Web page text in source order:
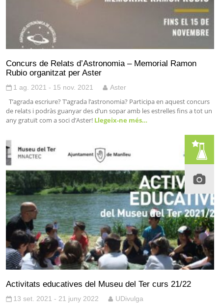
Concurs de Relats d’Astronomia – Memorial Ramon
Rubio organitzat per Aster
1 ag. 2021 - 15 nov. 2021 Aster
T’agrada escriure? T’agrada l’astronomia? Participa en aquest concurs
de relats i podràs guanyar des d’un sopar amb les estrelles fins a tot un
any gratuït com a soci d’Aster! Llegeix-ne més…
Activitats educatives del Museu del Ter curs 21/22
13 set. 2021 - 21 juny 2022 UDivulga